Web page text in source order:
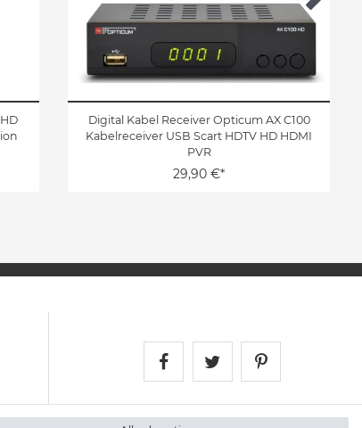
Digital Kabel Receiver Opticum AX C100
Kabelreceiver USB Scart HDTV HD HDMI
PVR
29,90 €*